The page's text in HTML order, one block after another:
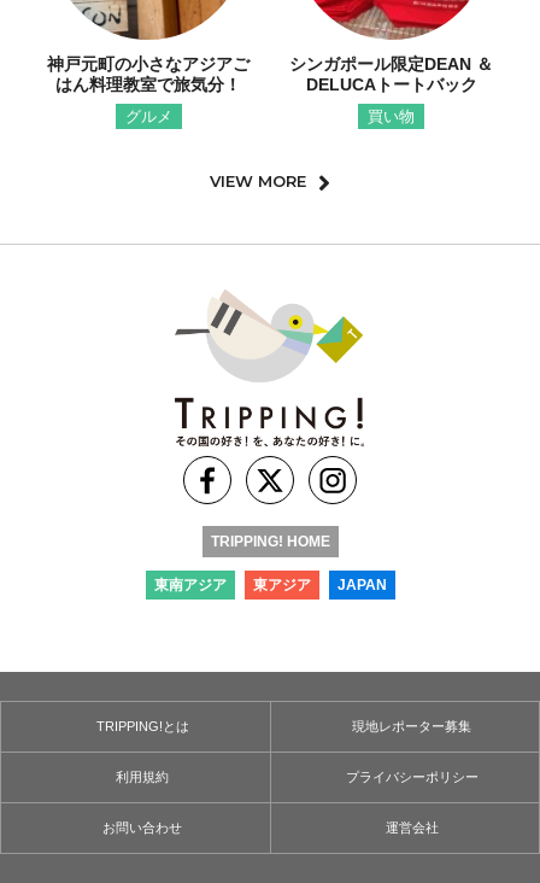
神戸元町の小さなアジアご
はん料理教室で旅気分！
グルメ
シンガポール限定DEAN ＆
DELUCAトートバック
買い物
VIEW MORE
TRIPPING! HOME
東南アジア 東アジア JAPAN
TRIPPING!とは 現地レポーター募集
利用規約 プライバシーポリシー
お問い合わせ 運営会社